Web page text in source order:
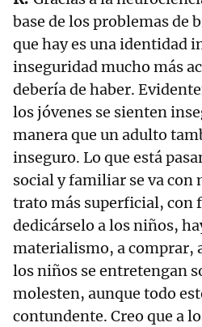
base de los problemas de
que hay es una identidad
inseguridad mucho más
debería de haber.
los jóvenes se sienten
manera que un adulto
inseguro. Lo que está
social y familiar se va con
trato más superficial, con
dedicárselo a los niños,
materialismo, a comprar,
los niños se entretengan
molesten, aunque todo
contundente. Creo que a